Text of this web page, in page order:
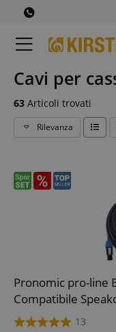
Cavi per
63 Articoli trovati
Rilevanza
Pronomic pro-line
Compatibile
13